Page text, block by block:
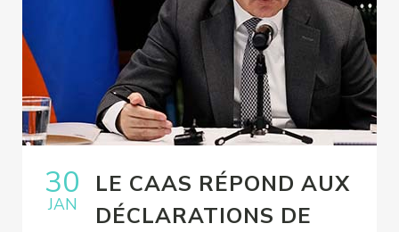
30
JAN
LE CAAS RÉPOND AUX
DÉCLARATIONS DE